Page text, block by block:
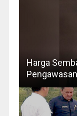
Harga
Pengawasan